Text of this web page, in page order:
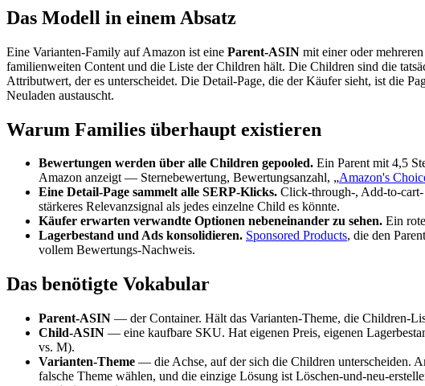
Das Modell in einem Absatz
Eine Varianten-Family auf Amazon ist eine Parent-ASIN mit einer oder mehreren
familienweiten Content und die Liste der Children hält. Die Children sind die
Attributwert, der es unterscheidet. Die Detail-Page, die der Käufer sieht, ist die
Neuladen austauscht.
Warum Families überhaupt existieren
Bewertungen werden über alle Children gepooled. Ein Parent mit 4,5
Amazon anzeigt — Sternebewertung, Bewertungsanzahl, „Amazon's
Eine Detail-Page sammelt alle SERP-Klicks. Click-through-, Add-to-
stärkeres Relevanzsignal als jedes einzelne Child es könnte.
Käufer erwarten verwandte Optionen nebeneinander zu sehen. Ein
Lagerbestand und Ads konsolidieren. Sponsored Products, die den
vollem Bewertungs-Nachweis.
Das benötigte Vokabular
Parent-ASIN — der Container. Hält das Varianten-Theme, die Children-
Child-ASIN — eine kaufbare SKU. Hat eigenen Preis, eigenen
vs. M).
Varianten-Theme — die Achse, auf der sich die Children unterscheiden.
falsche Theme wählen, und die einzige Lösung ist Löschen-und-neu-